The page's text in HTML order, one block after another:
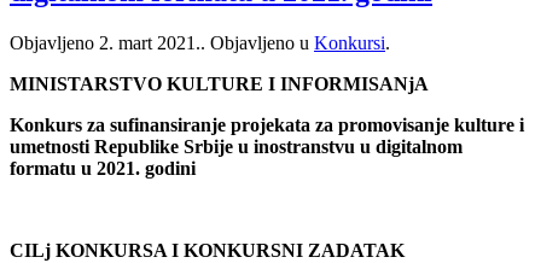
Objavljeno 2. mart 2021.. Objavljeno u Konkursi.
MINISTARSTVO KULTURE I INFORMISANjA
Konkurs za sufinansiranje projekata za promovisanje kulture i
umetnosti Republike Srbije u inostranstvu u digitalnom
formatu u 2021. godini
CILj KONKURSA I KONKURSNI ZADATAK